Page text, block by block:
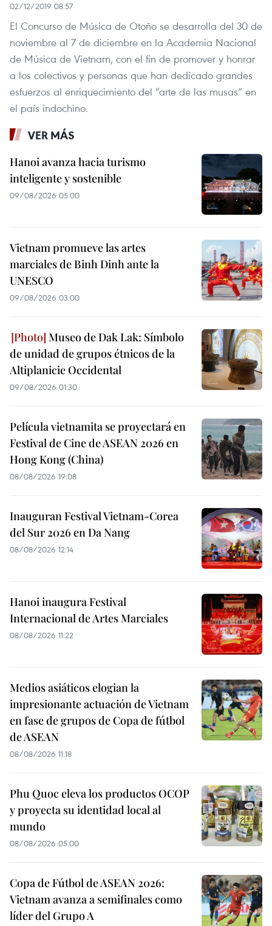
02/12/2019 08:57
El Concurso de Música de Otoño se desarrolla del 30 de
noviembre al 7 de diciembre en la Academia Nacional
de Música de Vietnam, con el fin de promover y honrar
a los colectivos y personas que han dedicado grandes
esfuerzos al enriquecimiento del “arte de las musas” en
el país indochino.
VER MÁS
Hanoi avanza hacia turismo
inteligente y sostenible
09/08/2026 05:00
Vietnam promueve las artes
marciales de Binh Dinh ante la
UNESCO
09/08/2026 03:00
Museo de Dak Lak: Símbolo
de unidad de grupos étnicos de la
Altiplanicie Occidental
09/08/2026 01:30
Película vietnamita se proyectará en
Festival de Cine de ASEAN 2026 en
Hong Kong (China)
08/08/2026 19:08
Inauguran Festival Vietnam-Corea
del Sur 2026 en Da Nang
08/08/2026 12:14
Hanoi inaugura Festival
Internacional de Artes Marciales
08/08/2026 11:22
Medios asiáticos elogian la
impresionante actuación de Vietnam
en fase de grupos de Copa de fútbol
de ASEAN
08/08/2026 11:18
Phu Quoc eleva los productos OCOP
y proyecta su identidad local al
mundo
08/08/2026 05:00
Copa de Fútbol de ASEAN 2026:
Vietnam avanza a semifinales como
líder del Grupo A